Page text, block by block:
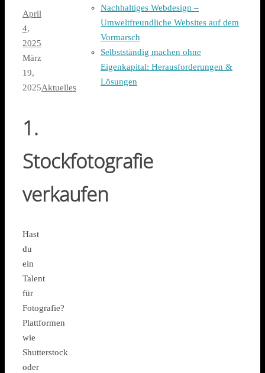
April
4,
2025
März
19,
2025Aktuelles
1.
Stockfotografie
verkaufen
Hast
du
ein
Talent
für
Fotografie?
Plattformen
wie
Shutterstock
oder
Nachhaltiges Webdesign –
Umweltfreundliche Websites auf dem
Vormarsch
Selbstständig machen ohne
Eigenkapital: Herausforderungen &
Lösungen